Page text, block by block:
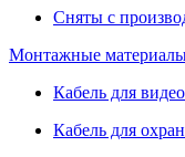
Сняты с
Монтажные
Кабель для
Кабель для